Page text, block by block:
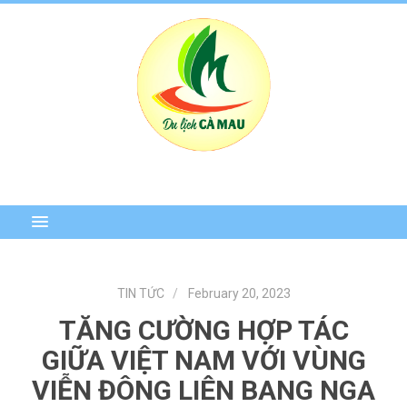
TIN TỨC February 20, 2023
TĂNG CƯỜNG HỢP TÁC
GIỮA VIỆT NAM VỚI VÙNG
VIỄN ĐÔNG LIÊN BANG NGA